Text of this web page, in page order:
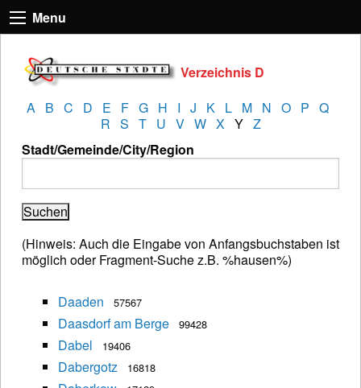
Menu
Verzeichnis D
A B C D E F G H I J K L M N O P Q
R S T U V W X Y Z
Stadt/Gemeinde/City/Region
(Hinweis: Auch die Eingabe von Anfangsbuchstaben ist
möglich oder Fragment-Suche z.B. %hausen%)
Daaden 57567
Daasdorf am Berge 99428
Dabel 19406
Dabergotz 16818